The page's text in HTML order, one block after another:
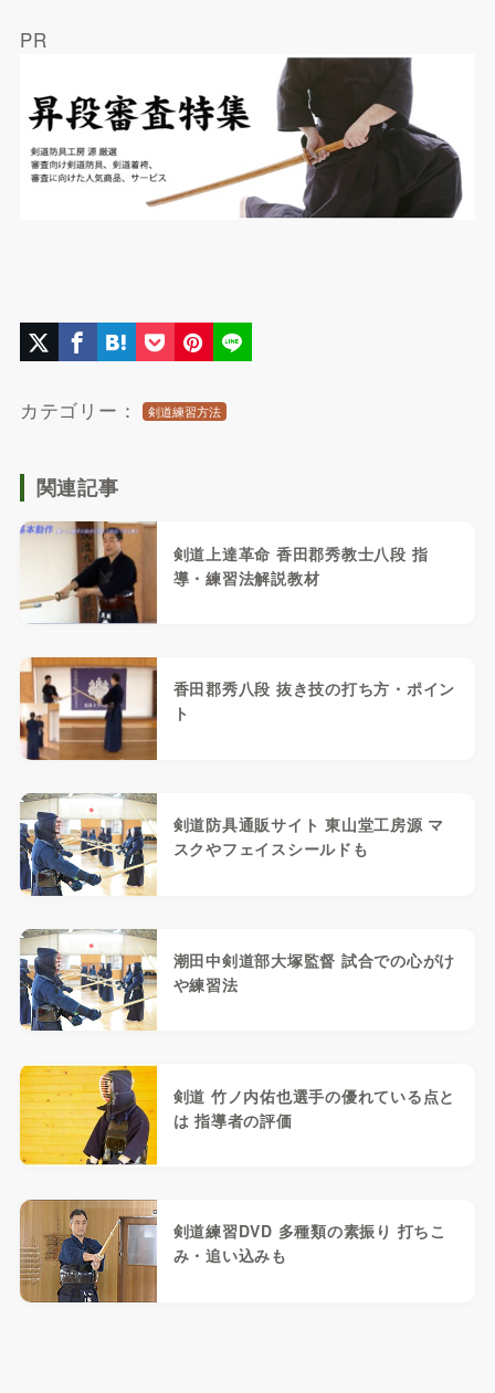
PR
カテゴリー： 剣道練習方法
関連記事
剣道上達革命 香田郡秀教士八段 指
導・練習法解説教材
香田郡秀八段 抜き技の打ち方・ポイン
ト
剣道防具通販サイト 東山堂工房源 マ
スクやフェイスシールドも
潮田中剣道部大塚監督 試合での心がけ
や練習法
剣道 竹ノ内佑也選手の優れている点と
は 指導者の評価
剣道練習DVD 多種類の素振り 打ちこ
み・追い込みも